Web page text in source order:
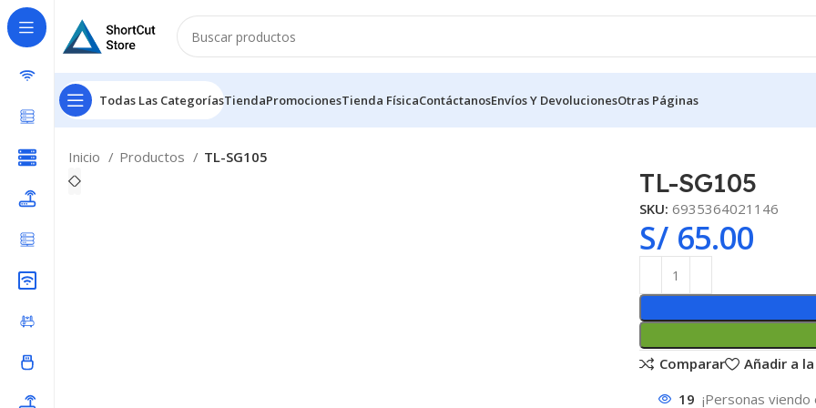
Todas Las CategoríasTiendaPromocionesTienda FísicaContáctanosEnvíos Y DevolucionesOtras Páginas
Inicio Productos TL-SG105
TL-SG105
SKU: 6935364021146
S/ 65.00
Comparar
Añadir a
19 ¡Personas